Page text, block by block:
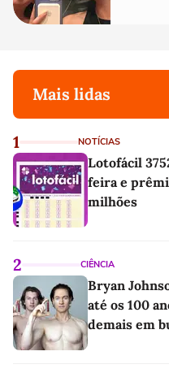
Mais lidas
1 NOTÍCIAS
Lotofácil
feira e
milhões
2 CIÊNCIA
Bryan
até os 100
demais em